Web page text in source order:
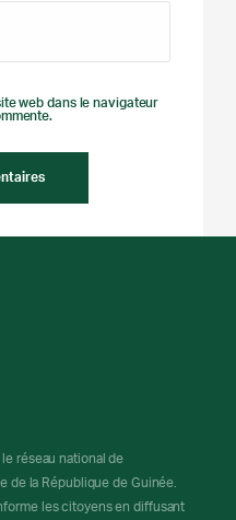
web dans le navigateur
le réseau national de
de la République de Guinée.
les citoyens en diffusant